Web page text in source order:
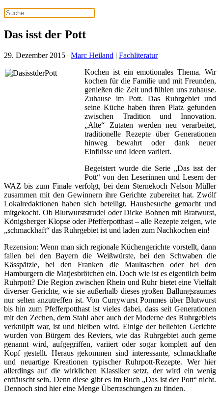
Das isst der Pott
29. Dezember 2015 | Marc Heiland | Fachliteratur
Kochen ist ein emotionales Thema. Wir
kochen für die Familie und mit Freunden,
genießen die Zeit und fühlen uns zuhause.
Zuhause im Pott. Das Ruhrgebiet und
seine Küche haben ihren Platz gefunden
zwischen Tradition und Innovation.
„Alte“ Zutaten werden neu verarbeitet,
traditionelle Rezepte über Generationen
hinweg bewahrt oder dank neuer
Einflüsse und Ideen variiert.
Begeistert wurde die Serie „Das isst der
Pott“ von den Leserinnen und Lesern der
WAZ bis zum Finale verfolgt, bei dem Sternekoch Nelson Müller
zusammen mit den Gewinnern ihre Gerichte zubereitet hat. Zwölf
Lokalredaktionen haben sich beteiligt, Hausbesuche gemacht und
mitgekocht. Ob Blutwurststrudel oder Dicke Bohnen mit Bratwurst,
Königsberger Klopse oder Pfefferpotthast – alle Rezepte zeigen, wie
„schmackhaft“ das Ruhrgebiet ist und laden zum Nachkochen ein!
Rezension: Wenn man sich regionale Küchengerichte vorstellt, dann
fallen bei den Bayern die Weißwürste, bei den Schwaben die
Kässpätzle, bei den Franken die Maultaschen oder bei den
Hamburgern die Matjesbrötchen ein. Doch wie ist es eigentlich beim
Ruhrpott? Die Region zwischen Rhein und Ruhr bietet eine Vielfalt
diverser Gerichte, wie sie außerhalb dieses großen Ballungsraumes
nur selten anzutreffen ist. Von Currywurst Pommes über Blutwurst
bis hin zum Pfefferpotthast ist vieles dabei, dass seit Generationen
mit den Zechen, dem Stahl aber auch der Moderne des Ruhrgebiets
verknüpft war, ist und bleiben wird. Einige der beliebten Gerichte
wurden von Bürgern des Reviers, wie das Ruhrgebiet auch gerne
genannt wird, aufgegriffen, variiert oder sogar komplett auf den
Kopf gestellt. Heraus gekommen sind interessante, schmackhafte
und neuartige Kreationen typischer Ruhrpott-Rezepte. Wer hier
allerdings auf die wirklichen Klassiker setzt, der wird ein wenig
enttäuscht sein. Denn diese gibt es im Buch „Das ist der Pott“ nicht.
Dennoch sind hier eine Menge Überraschungen zu finden.